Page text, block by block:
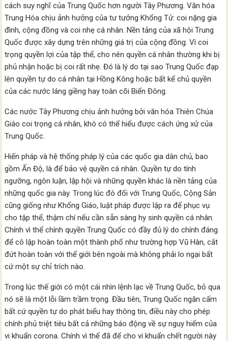
cách suy nghĩ của Trung Quốc hơn người Tây Phương. Văn hóa
Trung Hóa chịu ảnh hưởng của tư tưởng Khổng Tử: coi nặng gia
đình, cộng đồng và coi nhẹ cá nhân. Nền tảng của xã hội Trung
Quốc được xây dựng trên những giá trị của cộng đồng. Vì coi
trọng quyền lợi của tập thể, cho nên quyền cá nhân thường khi bị
phủ nhận hoặc bị coi rất nhẹ. Đó là lý do tại sao Trung Quốc đạp
lên quyền tự do cá nhân tại Hồng Kông hoặc bất kể chủ quyền
của các nước láng giềng hay toàn cõi Biển Đông.
Các nước Tây Phương chịu ảnh hưởng bởi văn hóa Thiên Chúa
Giáo coi trọng cá nhân, khó có thể hiểu được cách ứng xử của
Trung Quốc.
Hiến pháp và hệ thống pháp lý của các quốc gia dân chủ, bao
gồm Ấn Độ, là để bảo vệ quyền cá nhân. Quyền tự do tính
ngưỡng, ngôn luận, lập hội và những quyền khác là nền tảng của
những quốc gia này. Trong lúc đó đối với Trung Quốc, Cộng Sản
cũng giống như Khổng Giáo, luật pháp được lập ra để phục vụ
cho tập thể, thậm chí nếu cần sẵn sàng hy sinh quyền cá nhân.
Chính vì thể chính quyền Trung Quốc có đầy đủ lý do chính đáng
để cô lập hoàn toàn một thành phố như trường hợp Vũ Hàn, cắt
đứt hoàn toàn với thế giới bên ngoài mà không phải lo ngại bất
cứ một sự chỉ trích nào.
Trong lúc thế giới có một cái nhìn lệnh lạc về Trung Quốc, bỏ qua
nó sẽ là một lỗi lầm trầm trọng. Đầu tiên, Trung Quốc ngăn cấm
bất cứ quyền tự do phát biểu hay thông tin, điều này cho phép
chính phủ triệt tiêu bất cả những báo động về sự nguy hiểm của
vi khuẩn corona. Chính vì thế đã để cho vi khuẩn chết người này